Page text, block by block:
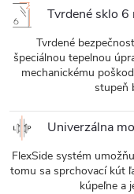
Tvrdené sklo 6
Tvrdené
špeciálnou tepelnou
mechanickému
stupeň
Univerzálna
FlexSide systém
tomu sa sprchovací kút
kúpeľne a